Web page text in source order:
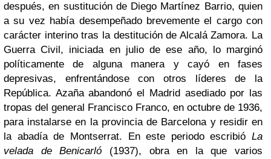
después, en sustitución de Diego Martínez Barrio, quien
a su vez había desempeñado brevemente el cargo con
carácter interino tras la destitución de Alcalá Zamora. La
Guerra Civil, iniciada en julio de ese año, lo marginó
políticamente de alguna manera y cayó en fases
depresivas, enfrentándose con otros líderes de la
República. Azaña abandonó el Madrid asediado por las
tropas del general Francisco Franco, en octubre de 1936,
para instalarse en la provincia de Barcelona y residir en
la abadía de Montserrat. En este periodo escribió La
velada de Benicarló (1937), obra en la que varios